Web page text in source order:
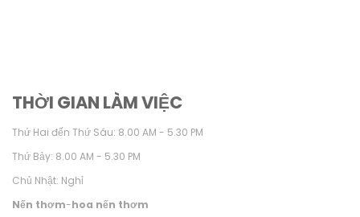
THỜI GIAN LÀM VIỆC
Thứ Hai đến Thứ Sáu: 8.00 AM - 5.30 PM
Thứ Bảy: 8.00 AM - 5.30 PM
Chủ Nhật: Nghỉ
Nến thơm-hoa nến thơm